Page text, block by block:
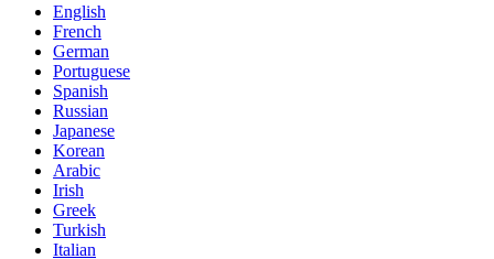
English
French
German
Portuguese
Spanish
Russian
Japanese
Korean
Arabic
Irish
Greek
Turkish
Italian